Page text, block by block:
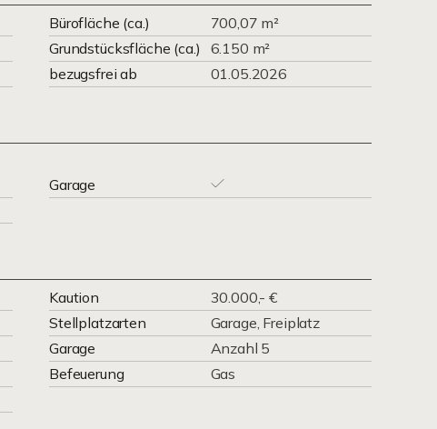
Bürofläche (ca.)
700,07 m²
Grundstücksfläche (ca.)
6.150 m²
bezugsfrei ab 01.05.2026
Garage
Kaution
30.000,- €
Stellplatzarten
Garage, Freiplatz
Garage
Anzahl 5
Befeuerung
Gas